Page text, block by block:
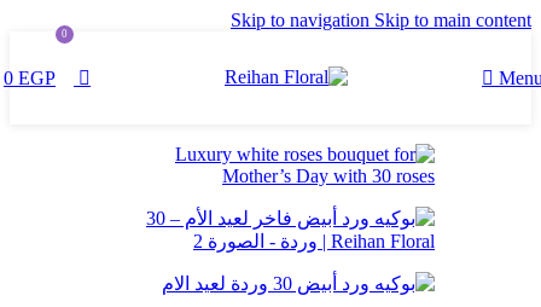
Skip to navigation Skip to main content
0
0 EGP